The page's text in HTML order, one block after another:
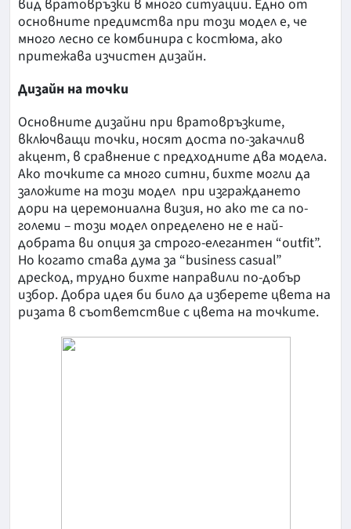
вид вратовръзки в много ситуации. Едно от
основните предимства при този модел е, че
много лесно се комбинира с костюма, ако
притежава изчистен дизайн.
Дизайн на точки
Основните дизайни при вратовръзките,
включващи точки, носят доста по-закачлив
акцент, в сравнение с предходните два модела.
Ако точките са много ситни, бихте могли да
заложите на този модел при изграждането
дори на церемониална визия, но ако те са по-
големи – този модел определено не е най-
добрата ви опция за строго-елегантен “outfit”.
Но когато става дума за “business casual”
дрескод, трудно бихте направили по-добър
избор. Добра идея би било да изберете цвета на
ризата в съответствие с цвета на точките.